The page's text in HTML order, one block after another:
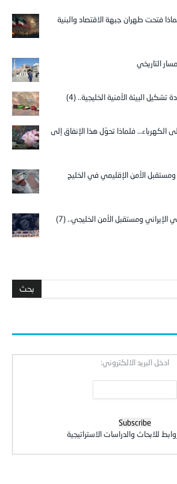
فتحت طهران جبهة الاقتصاد والبنية
التاريخي
تشكيل البيئة الأمنية الخليجية.. (4)
على الكهرباء… فلماذا تحوّل هذا الإنفاق إلى
ومستقبل الأمن الإقليمي في الخليج
الإيراني ومستقبل الأمن الخليجي.. (7)
ادخل البريد الالكتروني:
للابحاث والدراسات الاستراتيجية